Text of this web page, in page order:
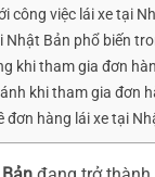
công việc lái xe tại
Nhật Bản phổ biến
khi tham gia đơn
khi tham gia đơn
đơn hàng lái xe tại